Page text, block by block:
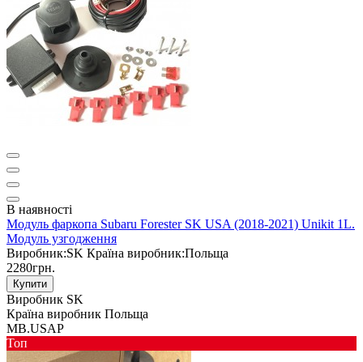
В наявності
Модуль фаркопа Subaru Forester SK USA (2018-2021) Unikit 1L.
Модуль узгодження
Виробник:SK Країна виробник:Польща
2280грн.
Купити
Виробник SK
Країна виробник Польща
MB.USAP
Toп